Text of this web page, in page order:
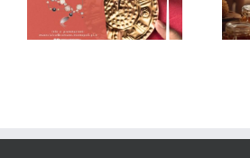
al Museo” – II Edizione